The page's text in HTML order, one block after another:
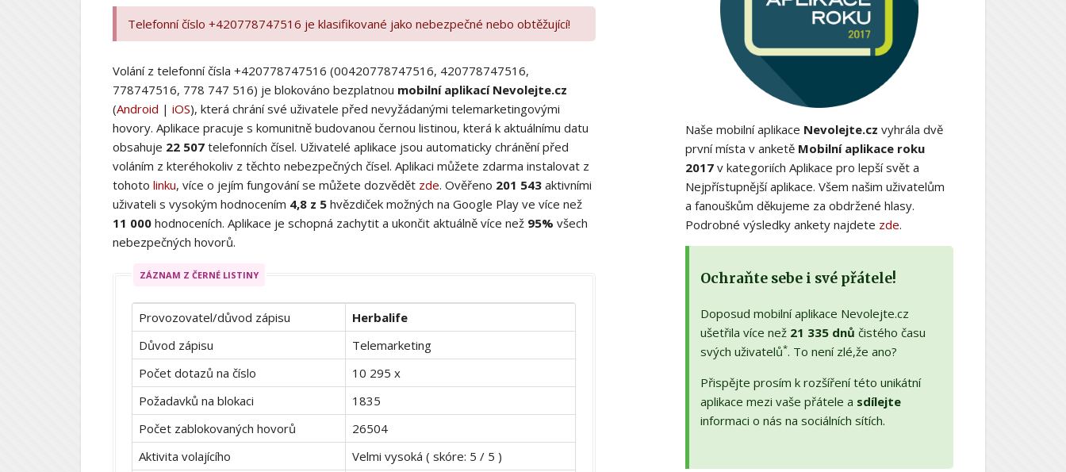
Telefonní číslo +420778747516 je klasifikované jako nebezpečné nebo obtěžující!
Volání z telefonní čísla +420778747516 (00420778747516, 420778747516,
778747516, 778 747 516) je blokováno bezplatnou mobilní aplikací Nevolejte.cz
(Android | iOS), která chrání své uživatele před nevyžádanými telemarketingovými
hovory. Aplikace pracuje s komunitně budovanou černou listinou, která k aktuálnímu datu
obsahuje 22 507 telefonních čísel. Uživatelé aplikace jsou automaticky chránění před
voláním z kteréhokoliv z těchto nebezpečných čísel. Aplikaci můžete zdarma instalovat z
tohoto linku, více o jejím fungování se můžete dozvědět zde. Ověřeno 201 543 aktivními
uživateli s vysokým hodnocením 4,8 z 5 hvězdiček možných na Google Play ve více než
11 000 hodnoceních. Aplikace je schopná zachytit a ukončit aktuálně více než 95% všech
nebezpečných hovorů.
ZÁZNAM Z ČERNÉ LISTINY
Provozovatel/důvod zápisu
Herbalife
Důvod zápisu
Telemarketing
Počet dotazů na číslo
10 295 x
Požadavků na blokaci
1835
Počet zablokovaných hovorů
26504
Aktivita volajícího
Velmi vysoká ( skóre: 5 / 5 )
Naše mobilní aplikace Nevolejte.cz vyhrála dvě
první místa v anketě Mobilní aplikace roku
2017v kategoriích Aplikace pro lepší svět a
Nejpřístupnější aplikace. Všem našim uživatelům
a fanouškům děkujeme za obdržené hlasy.
Podrobné výsledky ankety najdete zde.
Ochraňte sebe i své přátele!
Doposud mobilní aplikace Nevolejte.cz
ušetřila více než 21 335 dnů čistého času
svých uživatelů*. To není zlé,že ano?
Přispějte prosím k rozšíření této unikátní
aplikace mezi vaše přátele a sdílejte
informaci o nás na sociálních sítích.